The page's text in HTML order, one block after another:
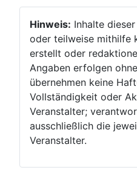
Hinweis: Inhalte
oder teilweise mithilfe
erstellt oder
Angaben erfolgen
übernehmen keine
Vollständigkeit oder
Veranstalter;
ausschließlich die
Veranstalter.